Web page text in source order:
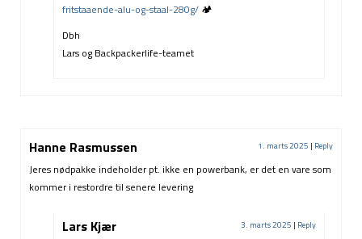
fritstaaende-alu-og-staal-280g/ 🏕️
Dbh
Lars og Backpackerlife-teamet
Hanne Rasmussen 1. marts 2025 | Reply
Jeres nødpakke indeholder pt. ikke en powerbank, er det en vare som
kommer i restordre til senere levering
Lars Kjær 3. marts 2025 | Reply